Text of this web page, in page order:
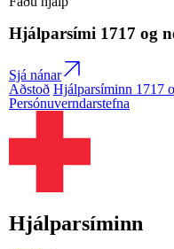
Hjálparsími 1717 og
Sjá nánar
Aðstoð Hjálparsíminn 1717
Persónuverndarstefna
Hjálparsíminn